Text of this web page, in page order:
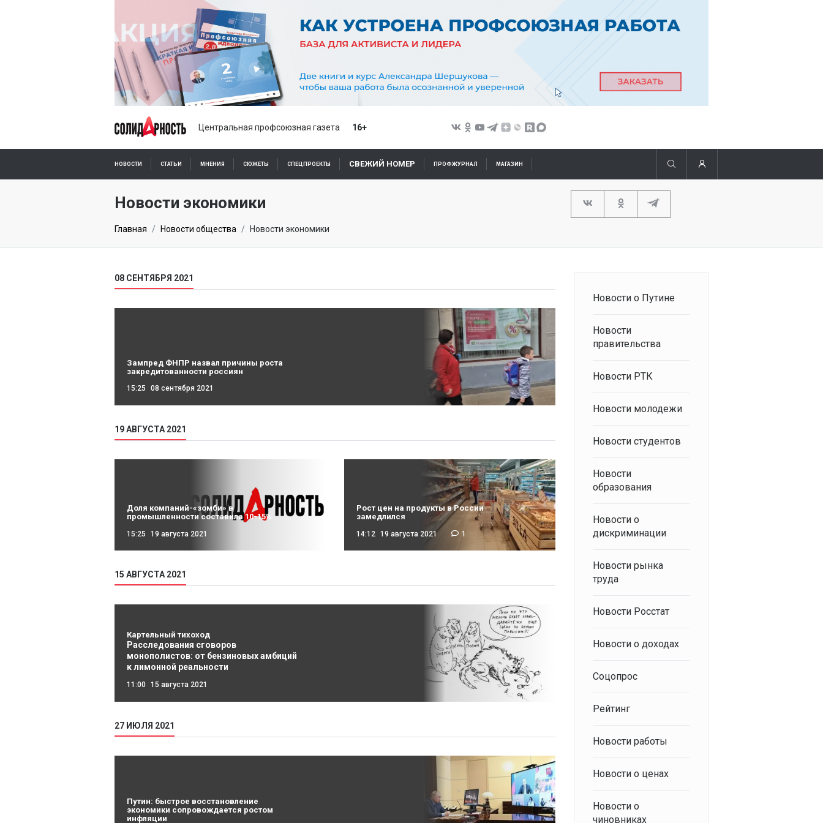
Центральная профсоюзная газета 16+
НОВОСТИ СТАТЬИ МНЕНИЯ СЮЖЕТЫ СПЕЦПРОЕКТЫ СВЕЖИЙ НОМЕР ПРОФЖУРНАЛ МАГАЗИН
ПОДПИСКА ОНЛАЙН
Новости экономики
Главная Новости общества Новости экономики
08 СЕНТЯБРЯ 2021
Зампред ФНПР назвал причины роста
закредитованности россиян
15:25 08 сентября 2021
19 АВГУСТА 2021
Доля компаний-«зомби» в
промышленности составила 10-15%
15:25 19 августа 2021
Рост цен на продукты в России
замедлился
14:12 19 августа 2021 1
15 АВГУСТА 2021
Картельный тихоход
Расследования сговоров
монополистов: от бензиновых амбиций
к лимонной реальности
11:00 15 августа 2021
27 ИЮЛЯ 2021
Путин: быстрое восстановление
экономики сопровождается ростом
инфляции
Новости о Путине
Новости
правительства
Новости РТК
Новости молодежи
Новости студентов
Новости
образования
Новости о
дискриминации
Новости рынка
труда
Новости Росстат
Новости о доходах
Соцопрос
Рейтинг
Новости работы
Новости о ценах
Новости о
чиновниках